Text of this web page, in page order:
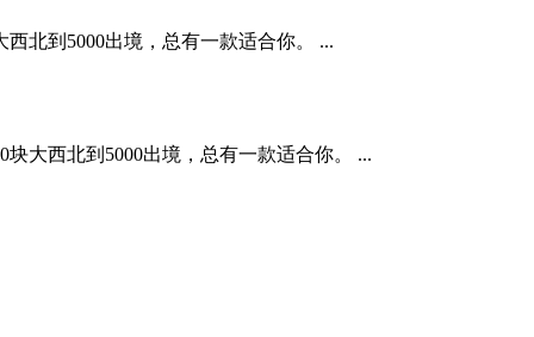
北到5000出境，总有一款适合你。 ...
大西北到5000出境，总有一款适合你。 ...